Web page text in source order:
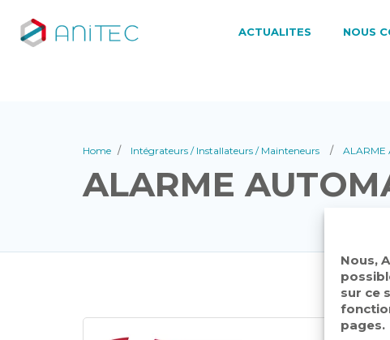
Nous,
sur ce
pages.
ACTUALITES NOUS
Home Intégrateurs / Installateurs / Mainteneurs ALARME
ALARME